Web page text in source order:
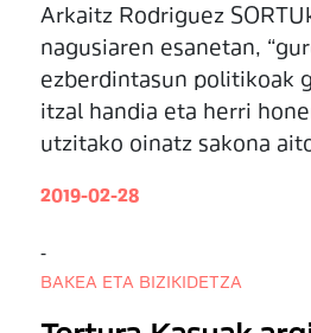
Arkaitz Rodriguez
nagusiaren esanetan,
ezberdintasun politikoak
itzal handia eta herri
utzitako oinatz sakona
2019-02-28
-
BAKEA ETA BIZIKIDETZA